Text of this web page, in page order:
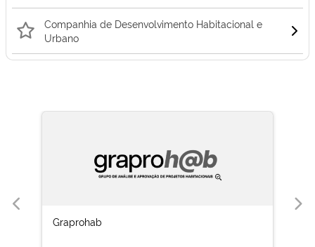
Companhia de Desenvolvimento Habitacional e
Urbano
Graprohab